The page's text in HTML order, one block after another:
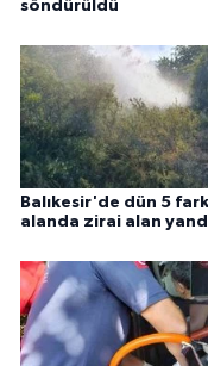
söndürüldü
Balıkesir'de dün 5
alanda zirai alan